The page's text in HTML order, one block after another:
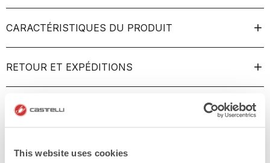
This website uses cookies
CARACTÉRISTIQUES DU PRODUIT
RETOUR ET EXPÉDITIONS